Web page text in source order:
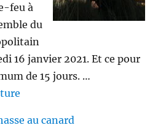
feu à
du
16 janvier 2021. Et ce pour
de 15 jours. …
au canard